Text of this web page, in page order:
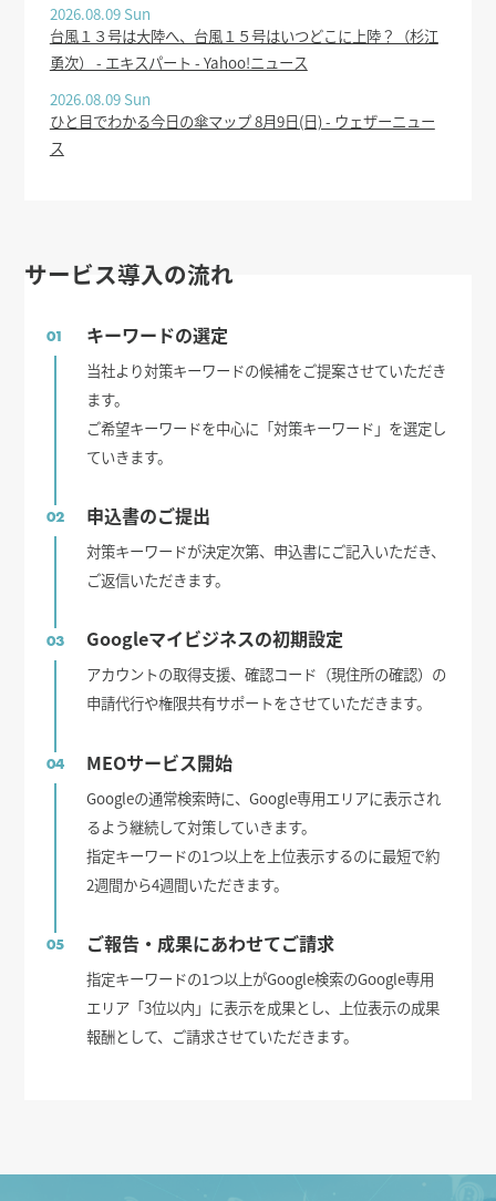
2026.08.09 Sun
台風１３号は大陸へ、台風１５号はいつどこに上陸？（杉江
勇次） - エキスパート - Yahoo!ニュース
2026.08.09 Sun
ひと目でわかる今日の傘マップ 8月9日(日) - ウェザーニュー
ス
サービス導入の流れ
01 キーワードの選定
当社より対策キーワードの候補をご提案させていただき
ます。
ご希望キーワードを中心に「対策キーワード」を選定し
ていきます。
02 申込書のご提出
対策キーワードが決定次第、申込書にご記入いただき、
ご返信いただきます。
03 Googleマイビジネスの初期設定
アカウントの取得支援、確認コード（現住所の確認）の
申請代行や権限共有サポートをさせていただきます。
04 MEOサービス開始
Googleの通常検索時に、Google専用エリアに表示され
るよう継続して対策していきます。
指定キーワードの1つ以上を上位表示するのに最短で約
2週間から4週間いただきます。
05 ご報告・成果にあわせてご請求
指定キーワードの1つ以上がGoogle検索のGoogle専用
エリア「3位以内」に表示を成果とし、上位表示の成果
報酬として、ご請求させていただきます。